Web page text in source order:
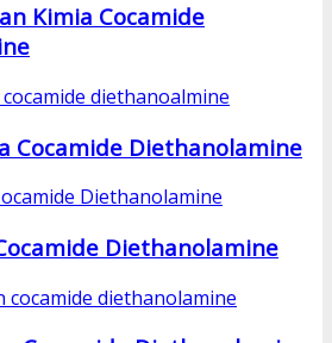
Kimia Cocamide
Cocamide Diethanolamine
Diethanolamine